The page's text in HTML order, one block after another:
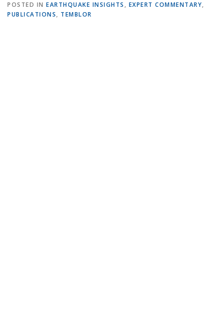
POSTED IN EARTHQUAKE INSIGHTS, EXPERT COMMENTARY,
PUBLICATIONS, TEMBLOR